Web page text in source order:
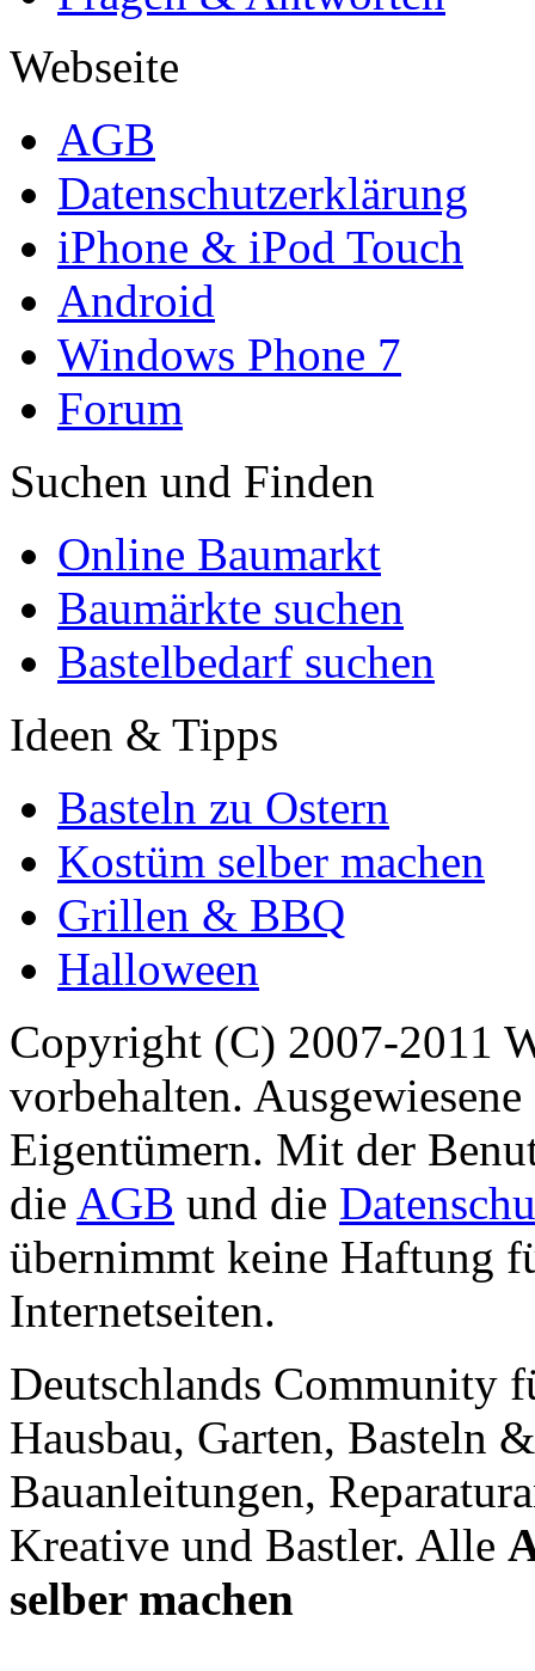
Webseite
AGB
Datenschutzerklärung
iPhone & iPod Touch
Android
Windows Phone 7
Forum
Suchen und Finden
Online Baumarkt
Baumärkte suchen
Bastelbedarf suchen
Ideen & Tipps
Basteln zu Ostern
Kostüm selber machen
Grillen & BBQ
Halloween
Copyright (C) 2007-2011
vorbehalten.
Eigentümern. Mit der
die AGB und die
übernimmt keine Haftung
Internetseiten.
Deutschlands Community
Hausbau, Garten, Basteln
Bauanleitungen,
Kreative und Bastler. Alle
selber machen